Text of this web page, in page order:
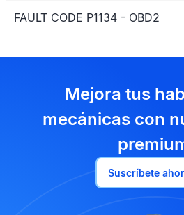
FAULT CODE P1134 - OBD2
Mejora tus
mecánicas con
Suscríbete